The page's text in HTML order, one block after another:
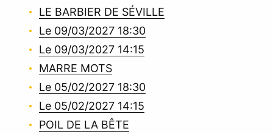
LE BARBIER DE SÉVILLE
Le 09/03/2027 18:30
Le 09/03/2027 14:15
MARRE MOTS
Le 05/02/2027 18:30
Le 05/02/2027 14:15
POIL DE LA BÊTE